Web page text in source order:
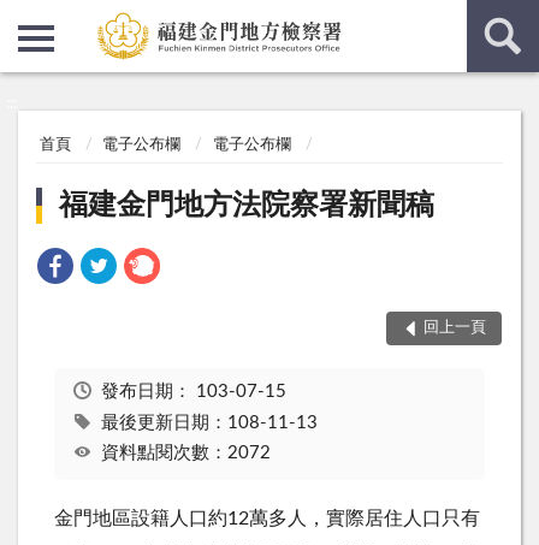
首頁 電子公布欄 電子公布欄
福建金門地方法院察署新聞稿
回上一頁
發布日期： 103-07-15
最後更新日期：108-11-13
資料點閱次數：2072
金門地區設籍人口約12萬多人，實際居住人口只有